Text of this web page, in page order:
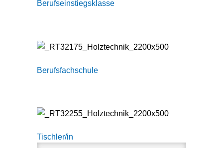
Berufseinstiegsklasse
Berufsfachschule
Tischler/in